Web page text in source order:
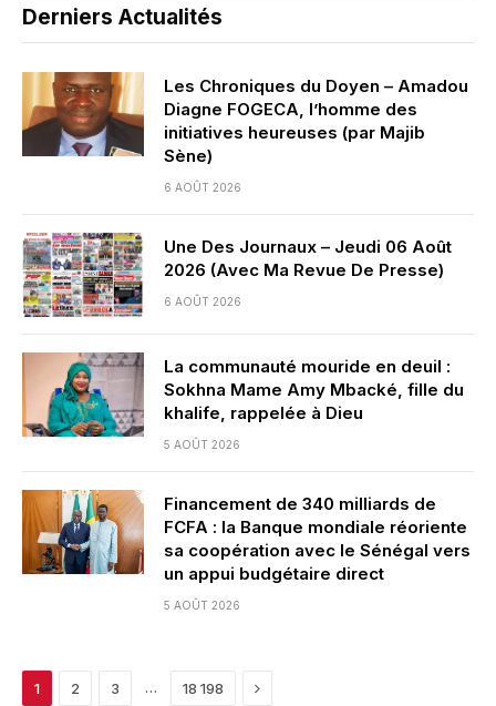
Derniers Actualités
Les Chroniques du Doyen – Amadou
Diagne FOGECA, l’homme des
initiatives heureuses (par Majib
Sène)
6 AOÛT 2026
Une Des Journaux – Jeudi 06 Août
2026 (Avec Ma Revue De Presse)
6 AOÛT 2026
La communauté mouride en deuil :
Sokhna Mame Amy Mbacké, fille du
khalife, rappelée à Dieu
5 AOÛT 2026
Financement de 340 milliards de
FCFA : la Banque mondiale réoriente
sa coopération avec le Sénégal vers
un appui budgétaire direct
5 AOÛT 2026
1 2 3 … 18 198 Next